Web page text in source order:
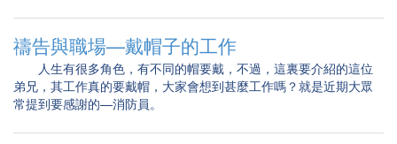
禱告與職場—戴帽子的工作
人生有很多角色，有不同的帽要戴，不過，這裏要介紹的這位
弟兄，其工作真的要戴帽，大家會想到甚麼工作嗎？就是近期大眾
常提到要感謝的—消防員。